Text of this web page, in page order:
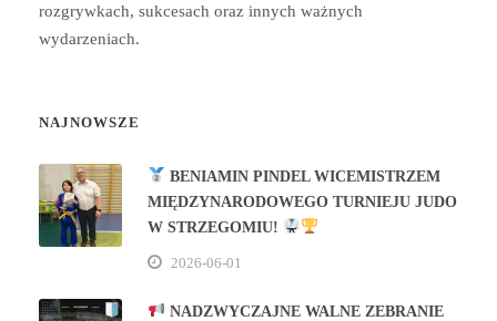
rozgrywkach, sukcesach oraz innych ważnych
wydarzeniach.
NAJNOWSZE
BENIAMIN PINDEL WICEMISTRZEM
MIĘDZYNARODOWEGO TURNIEJU JUDO
W STRZEGOMIU!
2026-06-01
NADZWYCZAJNE WALNE ZEBRANIE